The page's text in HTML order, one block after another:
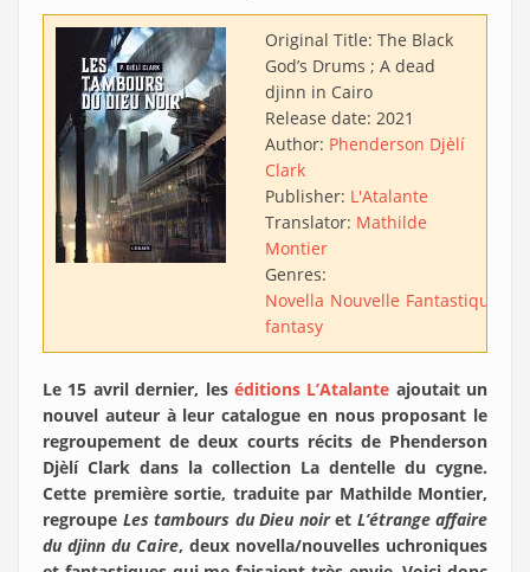
Original Title: The Black
God’s Drums ; A dead
djinn in Cairo
Release date: 2021
Author: Phenderson Djèlí
Clark
Publisher: L'Atalante
Translator: Mathilde
Montier
Genres:
Novella Nouvelle Fantastique
fantasy
Le 15 avril dernier, les éditions L’Atalante ajoutait un
nouvel auteur à leur catalogue en nous proposant le
regroupement de deux courts récits de Phenderson
Djèlí Clark dans la collection La dentelle du cygne.
Cette première sortie, traduite par Mathilde Montier,
regroupe Les tambours du Dieu noiret L’étrange affaire
du djinn du Caire, deux novella/nouvelles uchroniques